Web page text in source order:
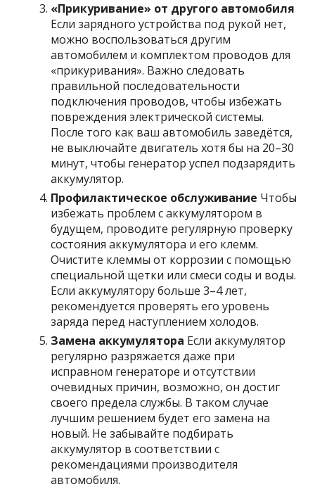
«Прикуривание» от другого автомобиля
Если зарядного устройства под рукой нет,
можно воспользоваться другим
автомобилем и комплектом проводов для
«прикуривания». Важно следовать
правильной последовательности
подключения проводов, чтобы избежать
повреждения электрической системы.
После того как ваш автомобиль заведётся,
не выключайте двигатель хотя бы на 20–30
минут, чтобы генератор успел подзарядить
аккумулятор.
Профилактическое обслуживание Чтобы
избежать проблем с аккумулятором в
будущем, проводите регулярную проверку
состояния аккумулятора и его клемм.
Очистите клеммы от коррозии с помощью
специальной щетки или смеси соды и воды.
Если аккумулятору больше 3–4 лет,
рекомендуется проверять его уровень
заряда перед наступлением холодов.
Замена аккумулятора Если аккумулятор
регулярно разряжается даже при
исправном генераторе и отсутствии
очевидных причин, возможно, он достиг
своего предела службы. В таком случае
лучшим решением будет его замена на
новый. Не забывайте подбирать
аккумулятор в соответствии с
рекомендациями производителя
автомобиля.